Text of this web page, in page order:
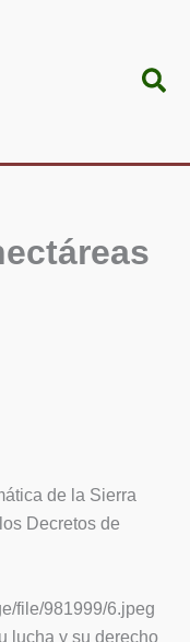
de la Sierra
Decretos de
lucha y su derecho